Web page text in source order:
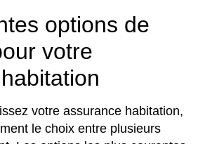
options de
votre
votre assurance habitation,
le choix entre plusieurs